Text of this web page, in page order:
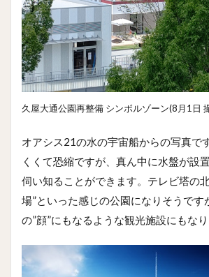
久屋大通公園再整備 シンボルゾーン(8月1日
オアシス21の水の宇宙船からの写真で
くくて恐縮ですが、真ん中に水盤が設
伺い知ることができます。テレビ塔の
場”といった感じの公園になりそうです
の”顔”にもなるような観光施設にもなり